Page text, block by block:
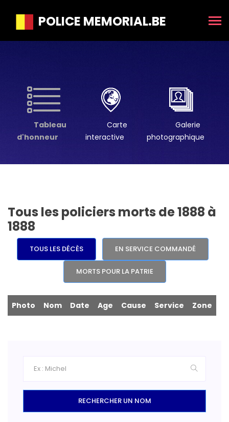
POLICE MEMORIAL.BE
Tableau
d'honneur
Carte
interactive
Galerie
photographique
Tous les policiers morts de 1888 à
1888
TOUS LES DÉCÈS EN SERVICE COMMANDÉ
MORTS POUR LA PATRIE
Photo Nom Date Age Cause Service Zone
RECHERCHER UN NOM